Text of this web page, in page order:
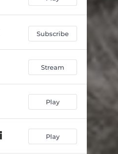
Subscribe
Stream
Play
Play